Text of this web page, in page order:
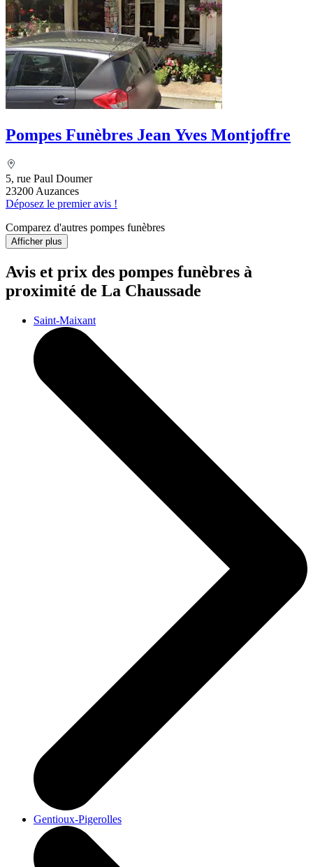
Pompes Funèbres Jean Yves Montjoffre
5, rue Paul Doumer
23200 Auzances
Déposez le premier avis !
Comparez d'autres pompes funèbres
Afficher plus
Avis et prix des pompes funèbres à
proximité de La Chaussade
Saint-Maixant
Gentioux-Pigerolles